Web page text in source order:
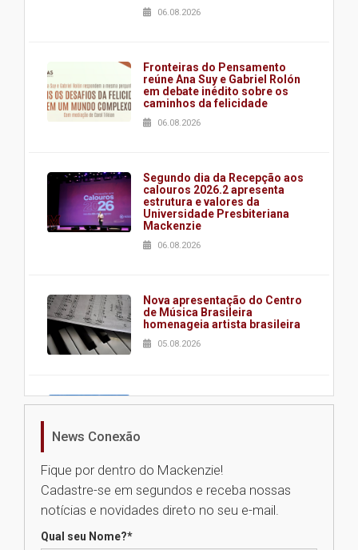
06.08.2026
Fronteiras do Pensamento
reúne Ana Suy e Gabriel Rolón
em debate inédito sobre os
caminhos da felicidade
06.08.2026
Segundo dia da Recepção aos
calouros 2026.2 apresenta
estrutura e valores da
Universidade Presbiteriana
Mackenzie
06.08.2026
Nova apresentação do Centro
de Música Brasileira
homenageia artista brasileira
05.08.2026
Universidade Mackenzie
Seminário discute desafios
das novas tecnologias em
News Conexão
Fique por dentro do Mackenzie!
Cadastre-se em segundos e receba nossas
notícias e novidades direto no seu e-mail.
Qual seu Nome?*